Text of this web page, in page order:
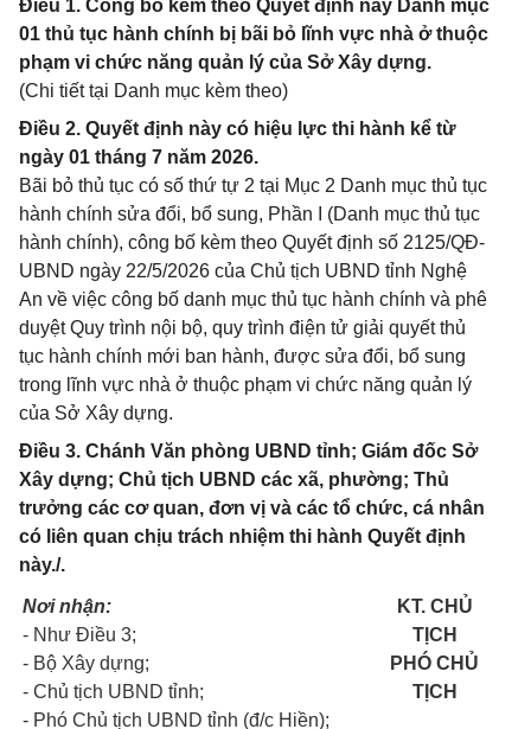
Điều 1. Công bố kèm theo Quyết định này Danh mục
01 thủ tục hành chính bị bãi bỏ lĩnh vực nhà ở thuộc
phạm vi chức năng quản lý của Sở Xây dựng.
(Chi tiết tại Danh mục kèm theo)
Điều 2. Quyết định này có hiệu lực thi hành kể từ
ngày 01 tháng 7 năm 2026.
Bãi bỏ thủ tục có số thứ tự 2 tại Mục 2 Danh mục thủ tục
hành chính sửa đổi, bổ sung, Phần I (Danh mục thủ tục
hành chính), công bố kèm theo Quyết định số 2125/QĐ-
UBND ngày 22/5/2026 của Chủ tịch UBND tỉnh Nghệ
An về việc công bố danh mục thủ tục hành chính và phê
duyệt Quy trình nội bộ, quy trình điện tử giải quyết thủ
tục hành chính mới ban hành, được sửa đổi, bổ sung
trong lĩnh vực nhà ở thuộc phạm vi chức năng quản lý
của Sở Xây dựng.
Điều 3. Chánh Văn phòng UBND tỉnh; Giám đốc Sở
Xây dựng; Chủ tịch UBND các xã, phường; Thủ
trưởng các cơ quan, đơn vị và các tổ chức, cá nhân
có liên quan chịu trách nhiệm thi hành Quyết định
này./.
Nơi nhận:
- Như Điều 3;
- Bộ Xây dựng;
- Chủ tịch UBND tỉnh;
- Phó Chủ tịch UBND tỉnh (đ/c Hiền);
KT. CHỦ
TỊCH
PHÓ CHỦ
TỊCH